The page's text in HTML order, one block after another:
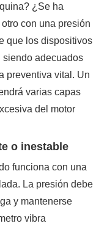
¿Se ha
con una presión
que los dispositivos
siendo adecuados
preventiva vital. Un
varias capas
del motor
o inestable
funciona con una
La presión debe
y mantenerse
vibra